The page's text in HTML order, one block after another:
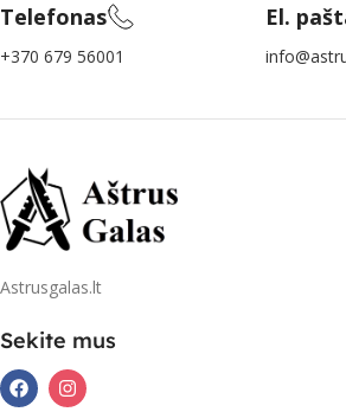
Telefonas
+370 679 56001
El.
Astrusgalas.lt
Sekite mus